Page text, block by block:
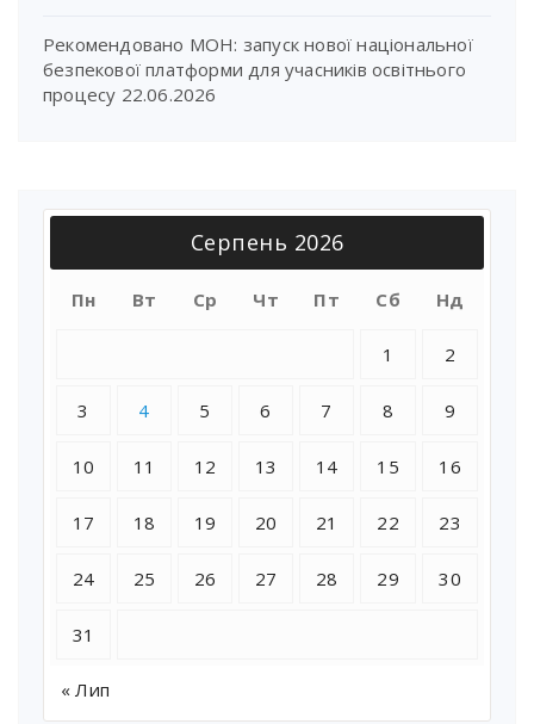
Рекомендовано МОН: запуск нової національної
безпекової платформи для учасників освітнього
процесу 22.06.2026
Серпень 2026
Пн Вт Ср Чт Пт Сб Нд
1 2
3 4 5 6 7 8 9
10 11 12 13 14 15 16
17 18 19 20 21 22 23
24 25 26 27 28 29 30
31
« Лип